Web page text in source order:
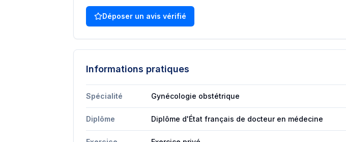
Déposer un avis vérifié
Informations pratiques
Spécialité Gynécologie obstétrique
Diplôme Diplôme d'État français de docteur en médecine